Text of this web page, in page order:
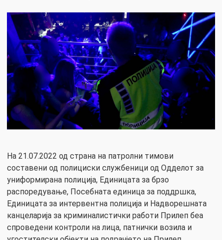
На 21.07.2022 од страна на патролни тимови
составени од полициски службеници од Одделот за
униформирана полиција, Единицата за брзо
распоредување, Посебната единица за поддршка,
Единицата за интервентна полиција и Надворешната
канцеларија за криминалистички работи Прилеп беа
спроведени контроли на лица, патнички возила и